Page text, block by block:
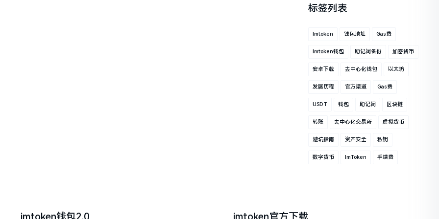
标签列表
Imtoken 钱包地址 Gas费
Imtoken钱包 助记词备份 加密货币
安卓下载 去中心化钱包 以太坊
发展历程 官方渠道 Gas费
USDT 钱包 助记词 区块链
转账 去中心化交易所 虚拟货币
避坑指南 资产安全 私钥
数字货币 ImToken 手续费